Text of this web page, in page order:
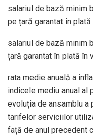
salariul de bază minim
pe țară garantat în
salariul de bază minim
țară garantat în plată în
rata medie anuală a
indicele mediu anual al
evoluția de ansamblu a
tarifelor serviciilor
față de anul precedent